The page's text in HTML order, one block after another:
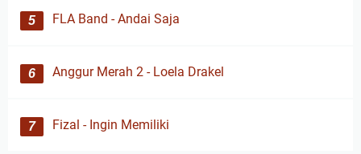
FLA Band - Andai Saja
Anggur Merah 2 - Loela Drakel
Fizal - Ingin Memiliki